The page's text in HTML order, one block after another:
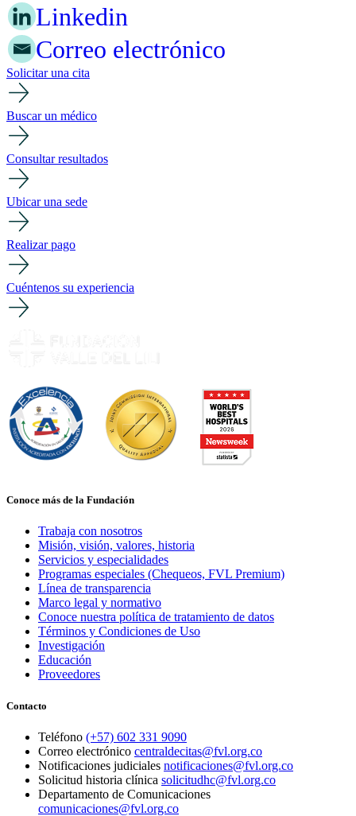
Linkedin
Correo electrónico
Solicitar una cita
Buscar un médico
Consultar resultados
Ubicar una sede
Realizar pago
Cuéntenos su experiencia
Conoce más de la Fundación
Trabaja con nosotros
Misión, visión, valores, historia
Servicios y especialidades
Programas especiales (Chequeos, FVL Premium)
Línea de transparencia
Marco legal y normativo
Conoce nuestra política de tratamiento de datos
Términos y Condiciones de Uso
Investigación
Educación
Proveedores
Contacto
Teléfono (+57) 602 331 9090
Correo electrónico centraldecitas@fvl.org.co
Notificaciones judiciales notificaciones@fvl.org.co
Solicitud historia clínica solicitudhc@fvl.org.co
Departamento de Comunicaciones
comunicaciones@fvl.org.co